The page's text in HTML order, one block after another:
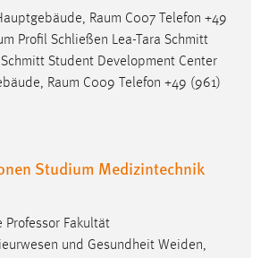
Raum C007 Telefon +49
Profil Schließen Lea-Tara Schmitt
Schmitt Student Development Center
Raum C009 Telefon +49 (961)
Studium Medizintechnik
Professor Fakultät
und Gesundheit Weiden,